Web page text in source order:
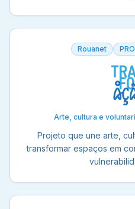
Rouanet
Arte, cultura e
Projeto que une arte,
transformar espaços em